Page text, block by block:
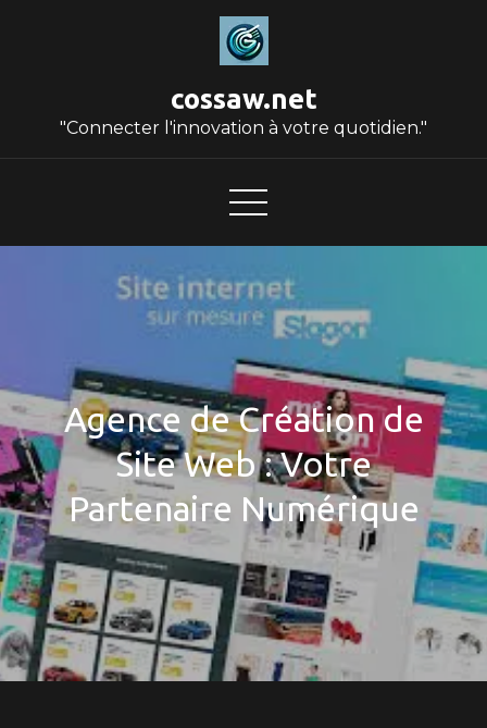
cossaw.net
"Connecter l'innovation à votre quotidien."
Agence de Création de
Site Web : Votre
Partenaire Numérique